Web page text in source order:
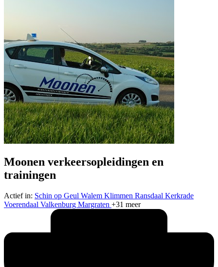
Moonen verkeersopleidingen en
trainingen
Actief in: Schin op Geul Walem Klimmen Ransdaal Kerkrade
Voerendaal Valkenburg Margraten +31 meer